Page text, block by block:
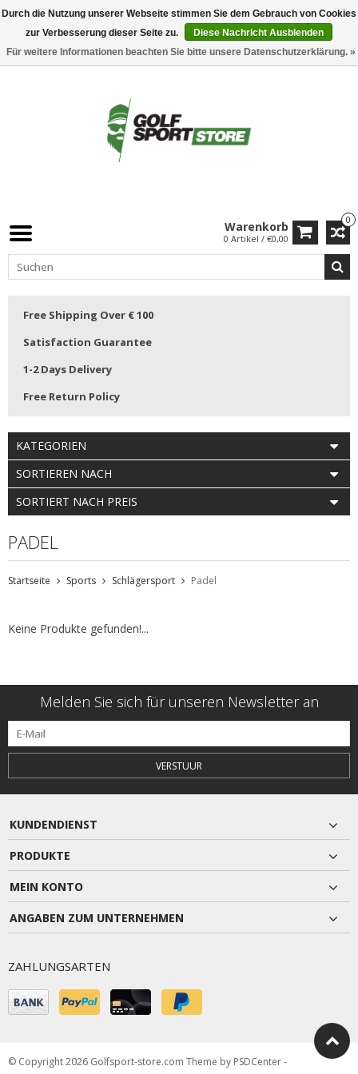
0
Warenkorb
0 Artikel / €0,00
Free Shipping Over € 100
Satisfaction Guarantee
1-2 Days Delivery
Free Return Policy
KATEGORIEN
SORTIEREN NACH
SORTIERT NACH PREIS
PADEL
Startseite Sports Schlägersport Padel
Keine Produkte gefunden!...
Melden Sie sich für unseren Newsletter an
VERSTUUR
KUNDENDIENST
PRODUKTE
MEIN KONTO
ANGABEN ZUM UNTERNEHMEN
ZAHLUNGSARTEN
© Copyright 2026 Golfsport-store.com Theme by PSDCenter-
Durch die Nutzung unserer Webseite stimmen Sie dem Gebrauch von Cookies
zur Verbesserung dieser Seite zu.
Diese Nachricht Ausblenden
Für weitere Informationen beachten Sie bitte unsere Datenschutzerklärung. »